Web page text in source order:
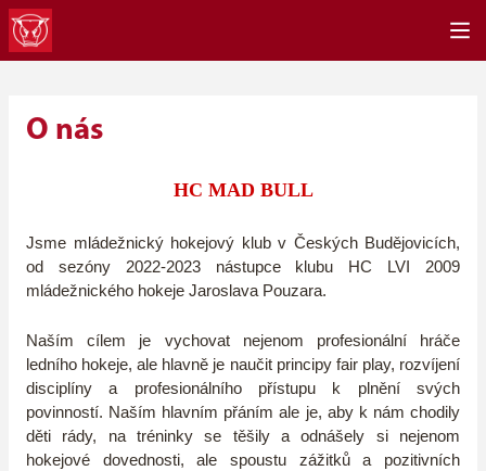
O nás
HC MAD BULL
Jsme mládežnický hokejový klub v Českých Budějovicích,
od sezóny 2022-2023 nástupce klubu HC LVI 2009
mládežnického hokeje Jaroslava Pouzara.
Naším cílem je vychovat nejenom profesionální hráče
ledního hokeje, ale hlavně je naučit principy fair play, rozvíjení
disciplíny a profesionálního přístupu k plnění svých
povinností. Naším hlavním přáním ale je, aby k nám chodily
děti rády, na tréninky se těšily a odnášely si nejenom
hokejové dovednosti, ale spoustu zážitků a pozitivních